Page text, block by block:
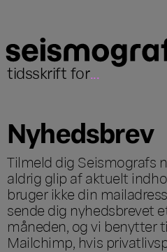
tidsskrift for...
Nyhedsbrev
Tilmeld dig Seismografs
aldrig glip af aktuelt
bruger ikke din
sende dig nyhedsbrevet
måneden, og vi benytter
Mailchimp, hvis